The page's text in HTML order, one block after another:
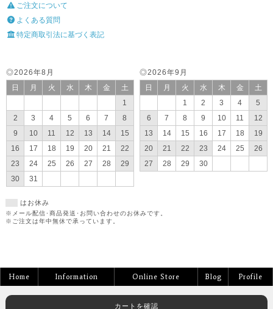
ご注文について
よくある質問
特定商取引法に基づく表記
◎2026年9月
日
月 火 水 木 金
土
1
2 3 4
5
6
7 8 9 10 11
12
13
14 15 16 17 18
19
20
21 22 23 24 25
26
27
28 29 30
◎2026年8月
日
月 火 水 木 金
土
1
2
3 4 5 6 7
8
9
10 11 12 13 14
15
16
17 18 19 20 21
22
23
24 25 26 27 28
29
30
31
はお休み
※メール配信･商品発送･お問い合わせのお休みです。
※ご注文は年中無休で承っています。
Home Information Online Store Blog Profile
カートを確認